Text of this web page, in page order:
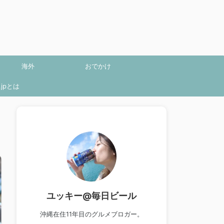
海外 おでかけ
とは
ユッキー@毎日ビール
沖縄在住11年目のグルメブロガー。